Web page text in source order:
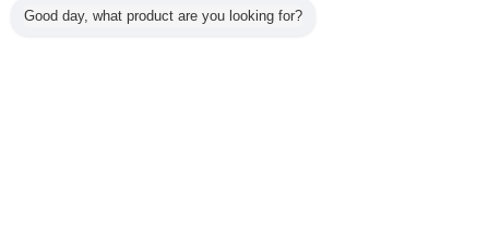
Good day, what product are you looking for?